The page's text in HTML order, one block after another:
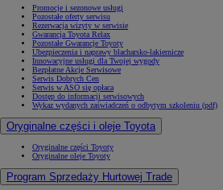
Promocje i sezonowe usługi
Pozostałe oferty serwisu
Rezerwacja wizyty w serwisie
Gwarancja Toyota Relax
Pozostałe Gwarancje Toyoty
Ubezpieczenia i naprawy blacharsko-lakiernicze
Innowacyjne usługi dla Twojej wygody
Bezpłatne Akcje Serwisowe
Serwis Dobrych Cen
Serwis w ASO się opłaca
Dostęp do informacji serwisowych
Wykaz wydanych zaświadczeń o odbytym szkoleniu (pdf)
Oryginalne części i oleje Toyota
Oryginalne części Toyoty
Oryginalne oleje Toyoty
Program Sprzedaży Hurtowej Trade